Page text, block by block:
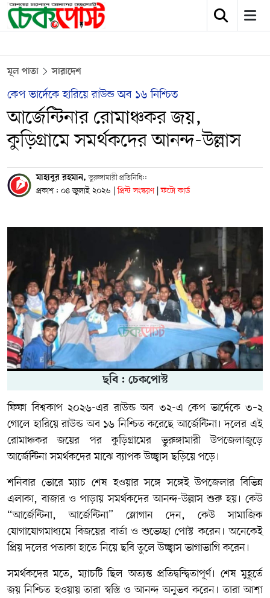
মূল পাতা সারাদেশ
কেপ ভার্দেকে হারিয়ে রাউন্ড অব ১৬ নিশ্চিত
আর্জেন্টিনার রোমাঞ্চকর জয়,
কুড়িগ্রামে সমর্থকদের আনন্দ-উল্লাস
মাহাবুর রহমান,ভুরুঙ্গামারী প্রতিনিধি::
প্রকাশ : ০৪ জুলাই ২০২৬ | প্রিন্ট সংস্করণ | ফটো কার্ড
ছবি : চেকপোস্ট
ফিফা বিশ্বকাপ ২০২৬-এর রাউন্ড অব ৩২-এ কেপ ভার্দেকে ৩–২
গোলে হারিয়ে রাউন্ড অব ১৬ নিশ্চিত করেছে আর্জেন্টিনা। দলের এই
রোমাঞ্চকর জয়ের পর কুড়িগ্রামের ভুরুঙ্গামারী উপজেলাজুড়ে
আর্জেন্টিনা সমর্থকদের মাঝে ব্যাপক উচ্ছ্বাস ছড়িয়ে পড়ে।
শনিবার ভোরে ম্যাচ শেষ হওয়ার সঙ্গে সঙ্গেই উপজেলার বিভিন্ন
এলাকা, বাজার ও পাড়ায় সমর্থকদের আনন্দ-উল্লাস শুরু হয়। কেউ
“আর্জেন্টিনা, আর্জেন্টিনা” স্লোগান দেন, কেউ সামাজিক
যোগাযোগমাধ্যমে বিজয়ের বার্তা ও শুভেচ্ছা পোস্ট করেন। অনেকেই
প্রিয় দলের পতাকা হাতে নিয়ে ছবি তুলে উচ্ছ্বাস ভাগাভাগি করেন।
সমর্থকদের মতে, ম্যাচটি ছিল অত্যন্ত প্রতিদ্বন্দ্বিতাপূর্ণ। শেষ মুহূর্তে
জয় নিশ্চিত হওয়ায় তারা স্বস্তি ও আনন্দ অনুভব করেন। তারা আশা